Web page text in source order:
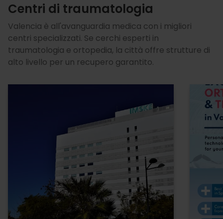
Centri di traumatologia
Valencia è all'avanguardia medica con i migliori
centri specializzati. Se cerchi esperti in
traumatologia e ortopedia, la città offre strutture di
alto livello per un recupero garantito.